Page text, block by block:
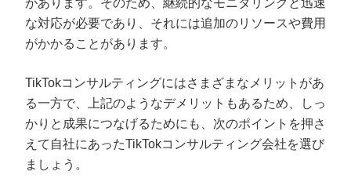
があります。そのため、継続的なモニタリングと迅速
な対応が必要であり、それには追加のリソースや費用
がかかることがあります。
TikTokコンサルティングにはさまざまなメリットがあ
る一方で、上記のようなデメリットもあるため、しっ
かりと成果につなげるためにも、次のポイントを押さ
えて自社にあったTikTokコンサルティング会社を選び
ましょう。